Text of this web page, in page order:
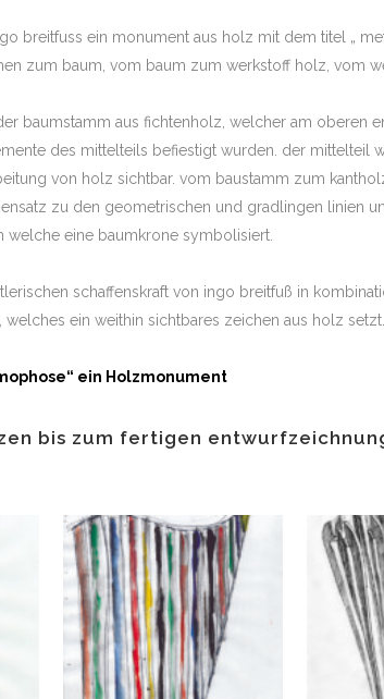
breitfuss ein monument aus holz mit dem titel „
zum baum, vom baum zum werkstoff holz, vom
baumstamm aus fichtenholz, welcher am oberen
des mittelteils befiestigt wurden. der mittelteil
von holz sichtbar. vom baustamm zum
zu den geometrischen und gradlingen linien
welche eine baumkrone symbolisiert.
schaffenskraft von ingo breitfuß in
ein weithin sichtbares zeichen aus holz setzt.
ein Holzmonument
bis zum fertigen